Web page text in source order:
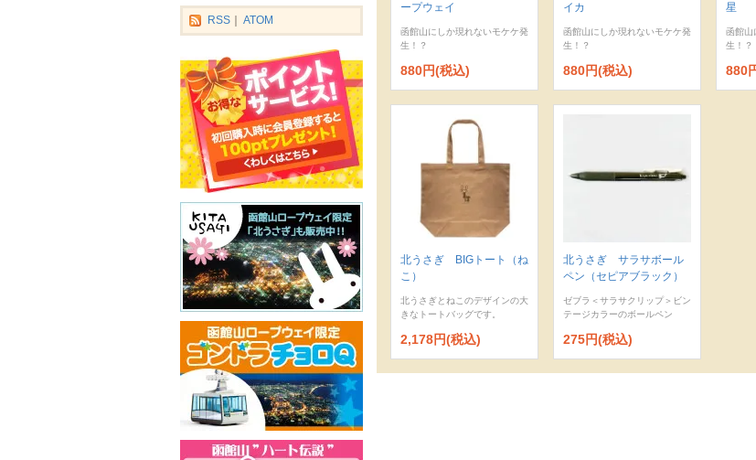
ープウェイ
函館山にしか現れないモケケ発
生！？
880円(税込)
イカ
函館山にしか現れないモケケ発
生！？
880円(税込)
星
函館山
生！？
880
北うさぎ BIGトート（ね
こ）
北うさぎとねこのデザインの大
きなトートバッグです。
2,178円(税込)
北うさぎ サラサボール
ペン（セピアブラック）
ゼブラ＜サラサクリップ＞ビン
テージカラーのボールペン
275円(税込)
RSS ATOM